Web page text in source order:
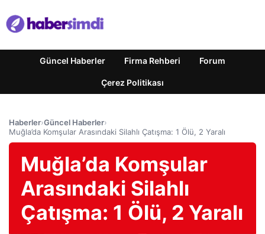
Güncel Haberler Firma Rehberi Forum
Çerez Politikası
Haberler›Güncel Haberler›
Muğla’da Komşular Arasındaki Silahlı Çatışma: 1 Ölü, 2 Yaralı
Muğla’da Komşular
Arasındaki Silahlı
Çatışma: 1 Ölü, 2 Yaralı